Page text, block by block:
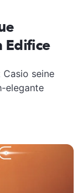
Edifice
seine
elegante